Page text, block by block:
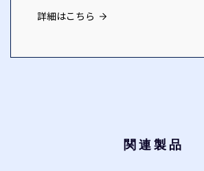
詳細はこちら
関連製品